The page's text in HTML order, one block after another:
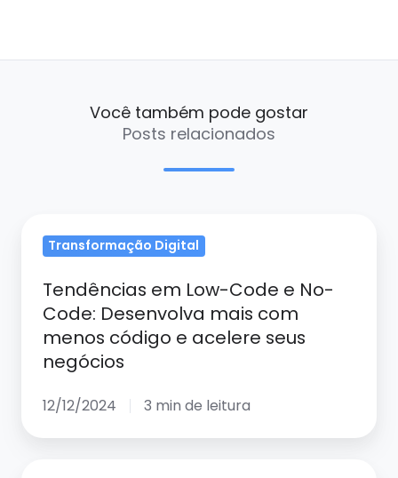
Você também pode gostar
Posts relacionados
em
Code
No-
Code:
Desenvolva
Transformação Digital
Tendências em Low-Code e No-
Code: Desenvolva mais com
menos código e acelere seus
negócios
12/12/2024 3 min de leitura